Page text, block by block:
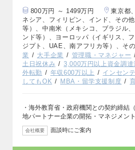
800万円 ～ 1499万円
東京都
ネシア、フィリピン、インド、その
等）、中南米（メキシコ、ブラジル
ンド等）、ヨーロッパ（イギリス、
ジプト、UAE、南アフリカ等）、そ
業
大手企業 管理職・マネジャー
土日祝休み
3,000万円以上資金調達
外転勤
年収600万以上 インセン
してもOK
MBA・留学支援制度
・海外教育省・政府機関との契約締結
地パートナー企業の開拓・マネジメン
会社概要 面談時にご案内